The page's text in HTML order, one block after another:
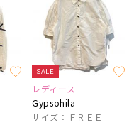
SALE
レディース
Gypsohila
サイズ：ＦＲＥＥ